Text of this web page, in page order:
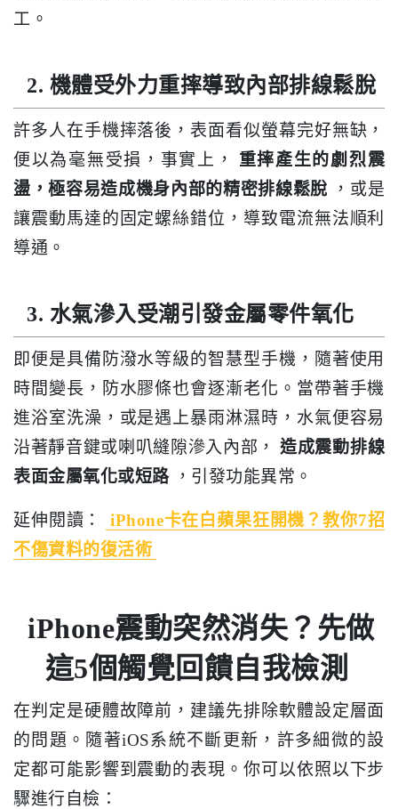
工。
2. 機體受外力重摔導致內部排線鬆脫
許多人在手機摔落後，表面看似螢幕完好無缺，
便以為毫無受損，事實上，
重摔產生的劇烈震
盪，極容易造成機身內部的精密排線鬆脫
，或是
讓震動馬達的固定螺絲錯位，導致電流無法順利
導通。
3. 水氣滲入受潮引發金屬零件氧化
即便是具備防潑水等級的智慧型手機，隨著使用
時間變長，防水膠條也會逐漸老化。當帶著手機
進浴室洗澡，或是遇上暴雨淋濕時，水氣便容易
沿著靜音鍵或喇叭縫隙滲入內部，
造成震動排線
表面金屬氧化或短路 ，引發功能異常。
延伸閱讀：
iPhone卡在白蘋果狂開機？教你7招
不傷資料的復活術
iPhone震動突然消失？先做
這5個觸覺回饋自我檢測
在判定是硬體故障前，建議先排除軟體設定層面
的問題。隨著iOS系統不斷更新，許多細微的設
定都可能影響到震動的表現。你可以依照以下步
驟進行自檢：